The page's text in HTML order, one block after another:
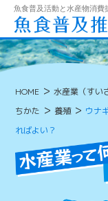
魚食普及活動と水産物消費
HOME >水産業（すい
ちかた > 養殖> ウナ
ればよい？